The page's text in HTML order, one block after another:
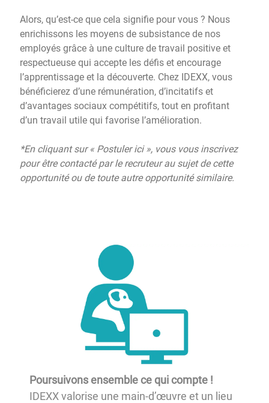
Alors, qu’est-ce que cela signifie pour vous ? Nous
enrichissons les moyens de subsistance de nos
employés grâce à une culture de travail positive et
respectueuse qui accepte les défis et encourage
l’apprentissage et la découverte. Chez IDEXX, vous
bénéficierez d’une rémunération, d’incitatifs et
d’avantages sociaux compétitifs, tout en profitant
d’un travail utile qui favorise l’amélioration.
*En cliquant sur « Postuler ici », vous vous inscrivez
pour être contacté par le recruteur au sujet de cette
opportunité ou de toute autre opportunité similaire.
Poursuivons ensemble ce qui compte !
IDEXX valorise une main-d’œuvre et un lieu